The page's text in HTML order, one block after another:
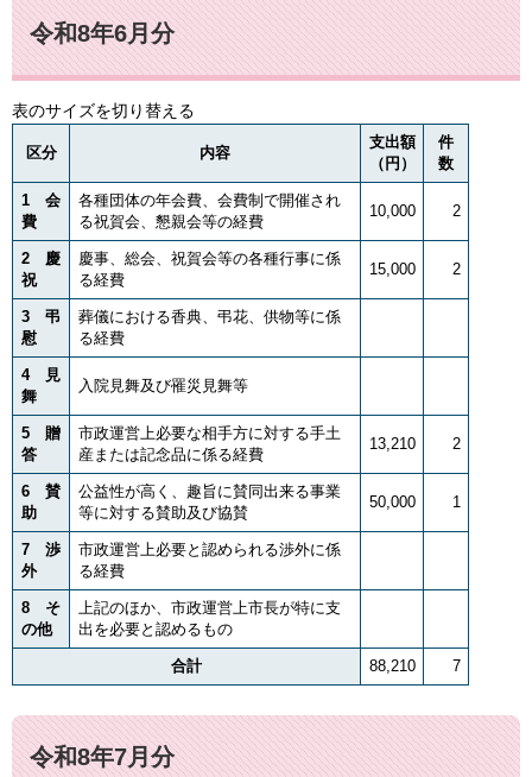
令和8年6月分
表のサイズを切り替える
区分 内容
支出額
（円）
件
数
1 会
費
各種団体の年会費、会費制で開催され
る祝賀会、懇親会等の経費
10,000 2
2 慶
祝
慶事、総会、祝賀会等の各種行事に係
る経費
15,000 2
3 弔
慰
葬儀における香典、弔花、供物等に係
る経費
4 見
舞
入院見舞及び罹災見舞等
5 贈
答
市政運営上必要な相手方に対する手土
産または記念品に係る経費
13,210 2
6 賛
助
公益性が高く、趣旨に賛同出来る事業
等に対する賛助及び協賛
50,000 1
7 渉
外
市政運営上必要と認められる渉外に係
る経費
8 そ
の他
上記のほか、市政運営上市長が特に支
出を必要と認めるもの
合計 88,210 7
令和8年7月分